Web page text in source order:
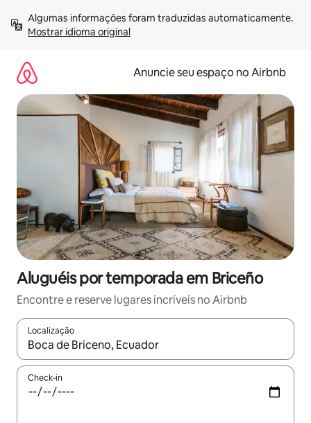
para
Mostrar idioma original
Anuncie seu espaço no Airbnb
Aluguéis por temporada em Briceño
Encontre e reserve lugares incríveis no Airbnb
Localização
Quando os resultados estiverem disponíveis, explore-os
Check-in